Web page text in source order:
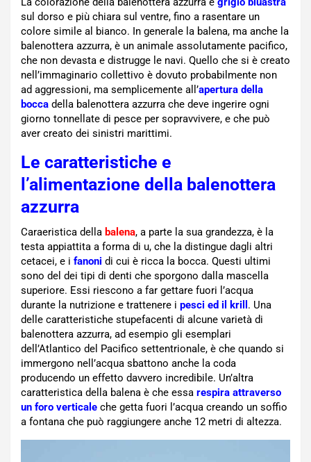
sul dorso e più chiara sul ventre, fino a rasentare un
colore simile al bianco. In generale la balena, ma anche la
balenottera azzurra, è un animale assolutamente pacifico,
che non devasta e distrugge le navi. Quello che si è creato
nell’immaginario collettivo è dovuto probabilmente non
ad aggressioni, ma semplicemente all’apertura della
bocca della balenottera azzurra che deve ingerire ogni
giorno tonnellate di pesce per sopravvivere, e che può
aver creato dei sinistri marittimi.
Le caratteristiche e
l’alimentazione della balenottera
azzurra
Caraeristica della balena, a parte la sua grandezza, è la
testa appiattita a forma di u, che la distingue dagli altri
cetacei, e i fanoni di cui è ricca la bocca. Questi ultimi
sono del dei tipi di denti che sporgono dalla mascella
superiore. Essi riescono a far gettare fuori l’acqua
durante la nutrizione e trattenere i pesci ed il krill . Una
delle caratteristiche stupefacenti di alcune varietà di
balenottera azzurra, ad esempio gli esemplari
dell’Atlantico del Pacifico settentrionale, è che quando si
immergono nell’acqua sbattono anche la coda
producendo un effetto davvero incredibile. Un’altra
caratteristica della balena è che essa respira attraverso
un foro verticale che getta fuori l’acqua creando un soffio
a fontana che può raggiungere anche 12 metri di altezza.